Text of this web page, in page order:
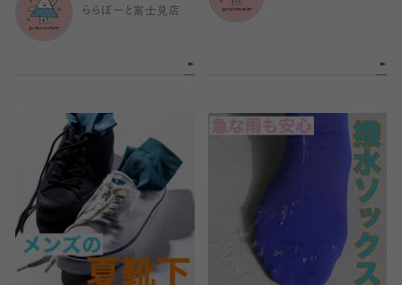
ららぽーと富士見店